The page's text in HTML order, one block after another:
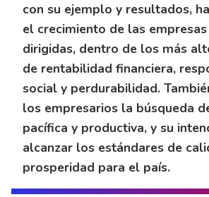
con su ejemplo y resultados,
el crecimiento de las
dirigidas, dentro de los más
de rentabilidad financiera,
social y perdurabilidad.
los empresarios la búsqueda
pacífica y productiva, y su
alcanzar los estándares de
prosperidad para el país.